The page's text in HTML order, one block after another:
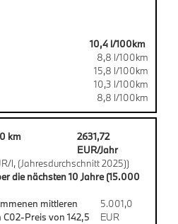
10,4 l/100km
8,8 l/100km
15,8 l/100km
10,3 l/100km
8,8 l/100km
km
2631,72
EUR/Jahr
l, (Jahresdurchschnitt 2025))
die nächsten 10 Jahre (15.000
mittleren
Preis von 142,5
5.001,0
EUR